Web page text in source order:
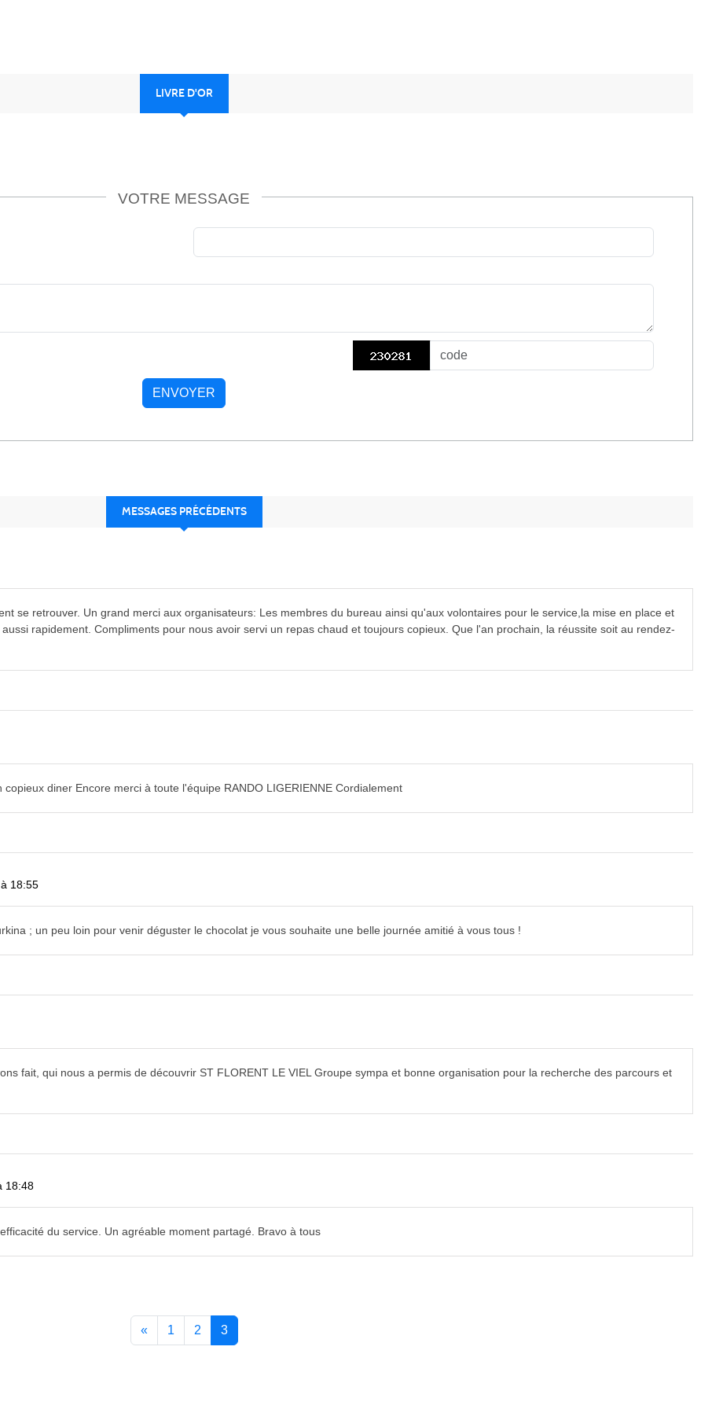
LIVRE D'OR
VOTRE MESSAGE
ENVOYER
MESSAGES PRÉCÉDENTS
se retrouver. Un grand merci aux organisateurs: Les membres du bureau ainsi qu'aux volontaires pour le service,la mise en place et
rapidement. Compliments pour nous avoir servi un repas chaud et toujours copieux. Que l'an prochain, la réussite soit au rendez-
diner Encore merci à toute l'équipe RANDO LIGERIENNE Cordialement
18:55
; un peu loin pour venir déguster le chocolat je vous souhaite une belle journée amitié à vous tous !
fait, qui nous a permis de découvrir ST FLORENT LE VIEL Groupe sympa et bonne organisation pour la recherche des parcours et
18:48
du service. Un agréable moment partagé. Bravo à tous
« 1 2 3